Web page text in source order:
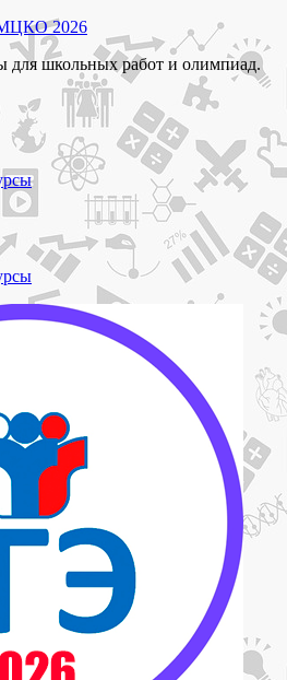
2026
для школьных работ и олимпиад.